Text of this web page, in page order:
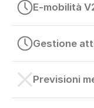
E-mobilità
Gestione
Previsioni